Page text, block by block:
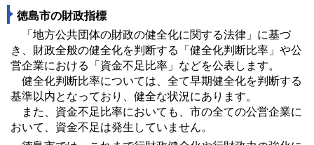
徳島市の財政指標
「地方公共団体の財政の健全化に関する法律」に基づ
き、財政全般の健全化を判断する「健全化判断比率」や公
営企業における「資金不足比率」などを公表します。
健全化判断比率については、全て早期健全化を判断する
基準以内となっており、健全な状況にあります。
また、資金不足比率においても、市の全ての公営企業に
おいて、資金不足は発生していません。